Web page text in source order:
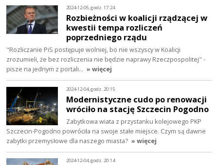
2024-12-05, godz. 17:24
Rozbieżności w koalicji rządzącej w
kwestii tempa rozliczeń
poprzedniego rządu
"Rozliczanie PiS postępuje wolniej, bo nie wszyscy w Koalicji
zrozumieli, że bez rozliczenia nie będzie naprawy Rzeczpospolitej" -
pisze na jednym z portali… » więcej
2024-12-04, godz. 20:15
Modernistyczne cudo po renowacji
wróciło na stację Szczecin Pogodno
Zabytkowa wiata z przystanku kolejowego PKP
Szczecin-Pogodno powróciła na swoje stałe miejsce. Czym są dawne
zabytki przemysłowe dla naszego miasta? » więcej
2024-12-04, godz. 20:14